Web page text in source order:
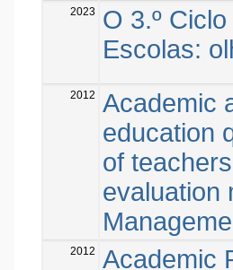
2023
O 3.º
Escolas:
2012
Academic
education
of
evaluation
2012
Academic